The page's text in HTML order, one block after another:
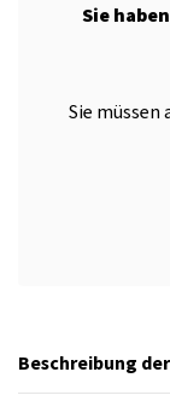
Sie
Sie
Beschreibung